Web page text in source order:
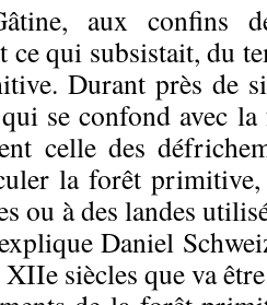
aux confins
ce qui subsistait, du
Durant près de
se confond avec
celle des
la forêt
ou à des landes
Daniel
siècles que va